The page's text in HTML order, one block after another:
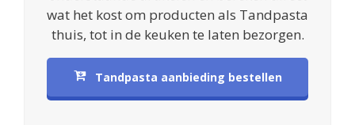
wat het kost om producten als Tandpasta
thuis, tot in de keuken te laten bezorgen.
Tandpasta aanbieding bestellen